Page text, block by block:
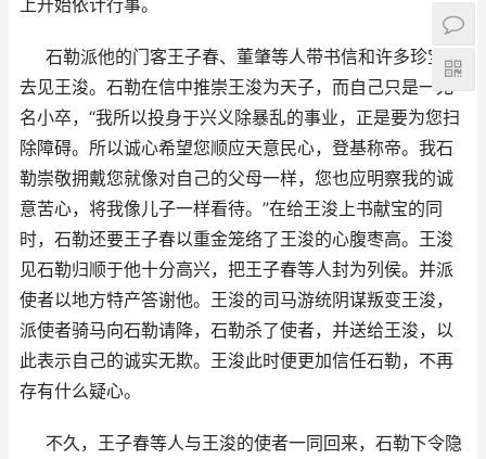
石勒派他的门客王子春、董肇等人带书信和许多珍宝，
去见王浚。石勒在信中推崇王浚为天子，而自己只是一无
名小卒，“我所以投身于兴义除暴乱的事业，正是要为您扫
除障碍。所以诚心希望您顺应天意民心，登基称帝。我石
勒崇敬拥戴您就像对自己的父母一样，您也应明察我的诚
意苦心，将我像儿子一样看待。”在给王浚上书献宝的同
时，石勒还要王子春以重金笼络了王浚的心腹枣高。王浚
见石勒归顺于他十分高兴，把王子春等人封为列侯。并派
使者以地方特产答谢他。王浚的司马游统阴谋叛变王浚，
派使者骑马向石勒请降，石勒杀了使者，并送给王浚，以
此表示自己的诚实无欺。王浚此时便更加信任石勒，不再
存有什么疑心。
不久，王子春等人与王浚的使者一同回来，石勒下令隐